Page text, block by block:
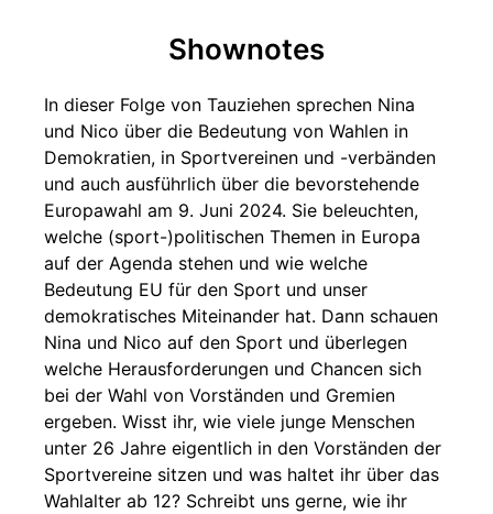
Shownotes
In dieser Folge von Tauziehen sprechen Nina
und Nico über die Bedeutung von Wahlen in
Demokratien, in Sportvereinen und -verbänden
und auch ausführlich über die bevorstehende
Europawahl am 9. Juni 2024. Sie beleuchten,
welche (sport-)politischen Themen in Europa
auf der Agenda stehen und wie welche
Bedeutung EU für den Sport und unser
demokratisches Miteinander hat. Dann schauen
Nina und Nico auf den Sport und überlegen
welche Herausforderungen und Chancen sich
bei der Wahl von Vorständen und Gremien
ergeben. Wisst ihr, wie viele junge Menschen
unter 26 Jahre eigentlich in den Vorständen der
Sportvereine sitzen und was haltet ihr über das
Wahlalter ab 12? Schreibt uns gerne, wie ihr